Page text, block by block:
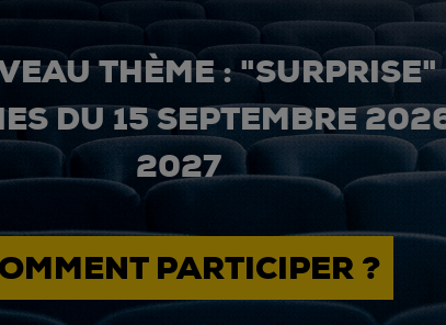
THÈME : "SURPRISE"
DU 15 SEPTEMBRE
2027
PARTICIPER ?